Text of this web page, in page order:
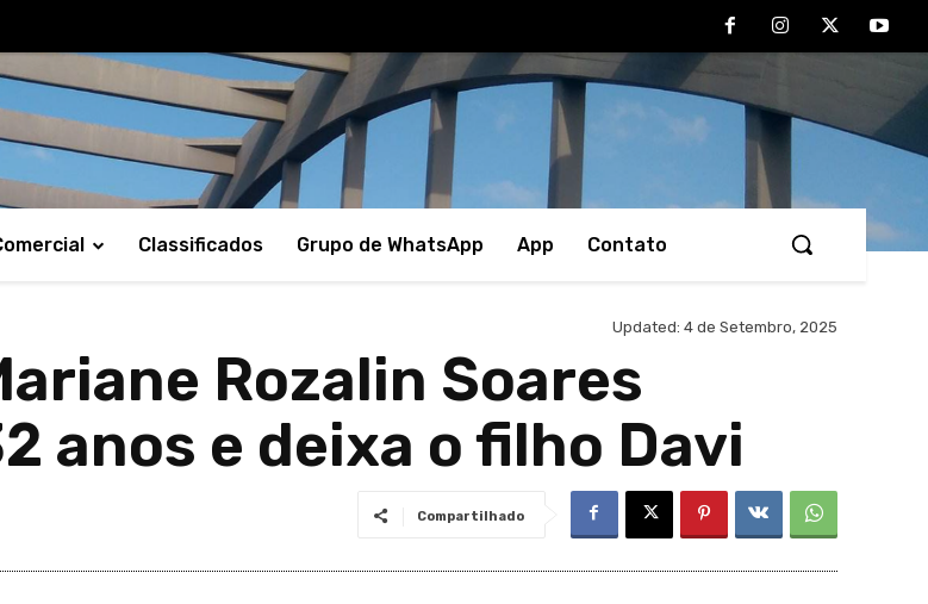
Classificados Grupo de WhatsApp App Contato
Updated: 4 de Setembro, 2025
Rozalin Soares
anos e deixa o filho Davi
Compartilhado